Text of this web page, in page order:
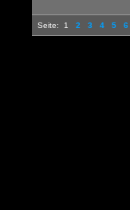
Seite: 1 2 3 4 5 6